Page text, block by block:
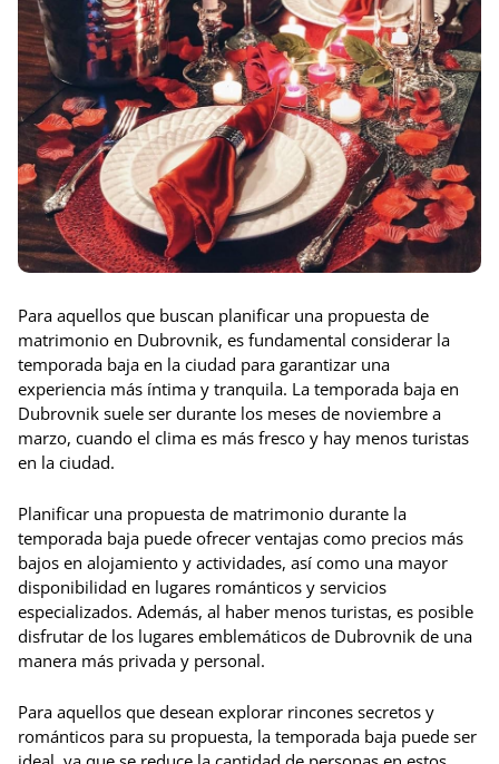
Para aquellos que buscan planificar una propuesta de
matrimonio en Dubrovnik, es fundamental considerar la
temporada baja en la ciudad para garantizar una
experiencia más íntima y tranquila. La temporada baja en
Dubrovnik suele ser durante los meses de noviembre a
marzo, cuando el clima es más fresco y hay menos turistas
en la ciudad.
Planificar una propuesta de matrimonio durante la
temporada baja puede ofrecer ventajas como precios más
bajos en alojamiento y actividades, así como una mayor
disponibilidad en lugares románticos y servicios
especializados. Además, al haber menos turistas, es posible
disfrutar de los lugares emblemáticos de Dubrovnik de una
manera más privada y personal.
Para aquellos que desean explorar rincones secretos y
románticos para su propuesta, la temporada baja puede ser